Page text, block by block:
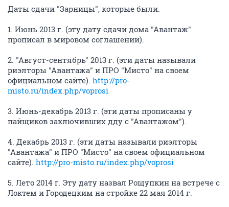
Даты сдачи "Зарницы", которые были.
1. Июнь 2013 г. (эту дату сдачи дома "Авантаж"
прописал в мировом соглашении).
2. "Август-сентябрь" 2013 г. (эти даты называли
риэлторы "Авантажа" и ПРО "Мисто" на своем
официальном сайте). http://pro-
misto.ru/index.php/voprosi
3. Июнь-декабрь 2013 г. (эти даты прописаны у
пайщиков заключивших дду с "Авантажом").
4. Декабрь 2013 г. (эти даты называли риэлторы
"Авантажа" и ПРО "Мисто" на своем официальном
сайте). http://pro-misto.ru/index.php/voprosi
5. Лето 2014 г. Эту дату назвал Рощупкин на встрече с
Локтем и Городецким на стройке 22 мая 2014 г.